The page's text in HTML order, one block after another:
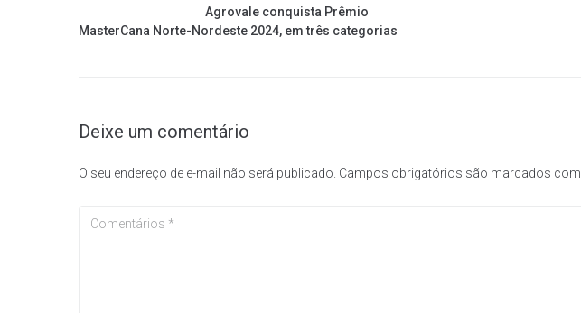
Agrovale conquista Prêmio
MasterCana Norte-Nordeste 2024, em três categorias
Deixe um comentário
O seu endereço de e-mail não será publicado. Campos obrigatórios são marcados com